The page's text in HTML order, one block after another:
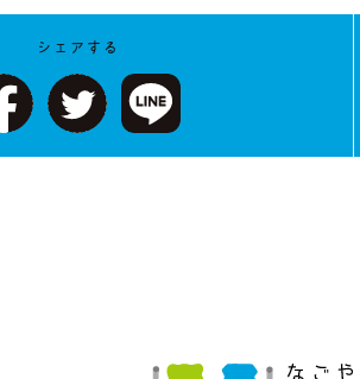
シェアする